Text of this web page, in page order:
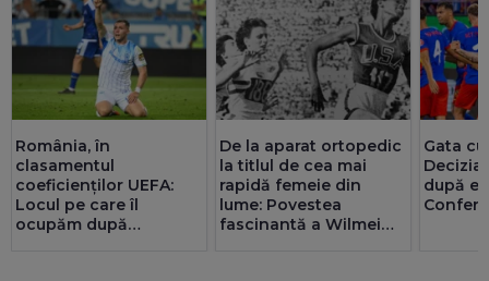
România, în
clasamentul
coeficienților UEFA:
Locul pe care îl
ocupăm după
De la aparat ortopedic
la titlul de cea mai
rapidă femeie din
lume: Povestea
fascinantă a Wilmei
Gata
Decizia
după